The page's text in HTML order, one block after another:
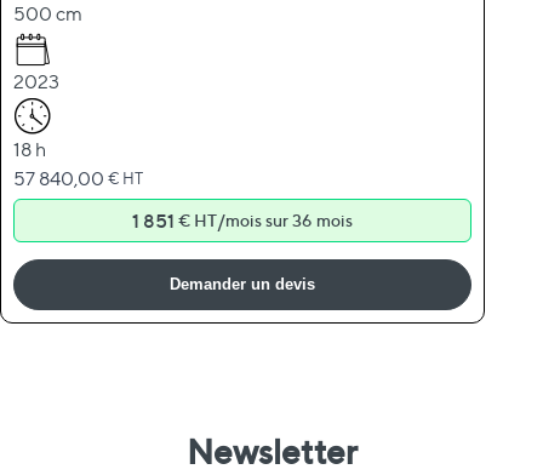
500 cm
2023
18 h
57 840,00 € HT
1 851 € HT/mois sur 36 mois
Demander un devis
Newsletter